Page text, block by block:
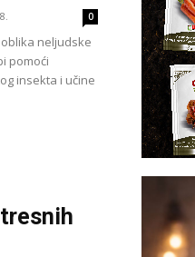
0
neljudske
pomoći
insekta i učine